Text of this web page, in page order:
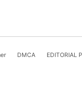
has been crafting
भी शामिल है.
DMCA EDITORIAL